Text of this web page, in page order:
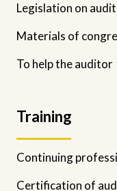
Legislation on audit
Materials of
To help the auditor
Training
Continuing
Certification of